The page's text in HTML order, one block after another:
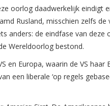
oorlog daadwerkelijk eindigt
Rusland, misschien zelfs
anders: de eindfase van
Wereldoorlog bestond.
en Europa, waarin de VS
een liberale ‘op regels